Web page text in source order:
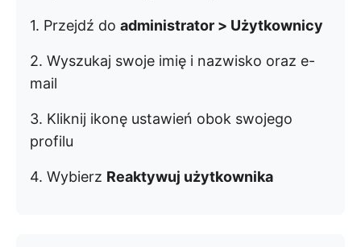
1. Przejdź do administrator > Użytkownicy
2. Wyszukaj swoje imię i nazwisko oraz e-
mail
3. Kliknij ikonę ustawień obok swojego
profilu
4. Wybierz Reaktywuj użytkownika